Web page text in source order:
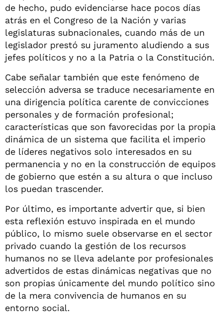
de hecho, pudo evidenciarse hace pocos días
atrás en el Congreso de la Nación y varias
legislaturas subnacionales, cuando más de un
legislador prestó su juramento aludiendo a sus
jefes políticos y no a la Patria o la Constitución.
Cabe señalar también que este fenómeno de
selección adversa se traduce necesariamente en
una dirigencia política carente de convicciones
personales y de formación profesional;
características que son favorecidas por la propia
dinámica de un sistema que facilita el imperio
de líderes negativos solo interesados en su
permanencia y no en la construcción de equipos
de gobierno que estén a su altura o que incluso
los puedan trascender.
Por último, es importante advertir que, si bien
esta reflexión estuvo inspirada en el mundo
público, lo mismo suele observarse en el sector
privado cuando la gestión de los recursos
humanos no se lleva adelante por profesionales
advertidos de estas dinámicas negativas que no
son propias únicamente del mundo político sino
de la mera convivencia de humanos en su
entorno social.